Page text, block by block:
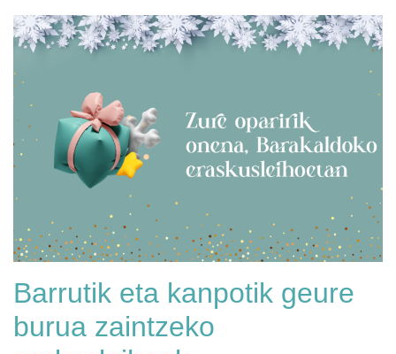
Barrutik eta kanpotik geure
burua zaintzeko